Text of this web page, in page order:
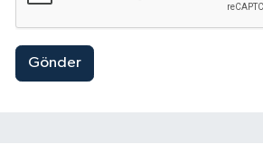
Gönder